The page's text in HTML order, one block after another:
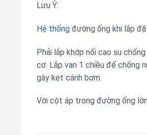
Lưu Ý:
Hệ thống đường ống khi lắp
Phải lắp khớp nối cao su
cơ. Lắp van 1 chiều để chống
gây kẹt cánh bơm.
Với cột áp trong đường ống